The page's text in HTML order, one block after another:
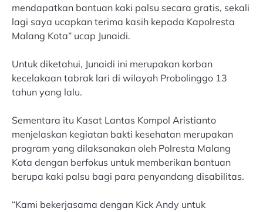
mendapatkan bantuan kaki palsu secara gratis, sekali
lagi saya ucapkan terima kasih kepada Kapolresta
Malang Kota” ucap Junaidi.
Untuk diketahui, Junaidi ini merupakan korban
kecelakaan tabrak lari di wilayah Probolinggo 13
tahun yang lalu.
Sementara itu Kasat Lantas Kompol Aristianto
menjelaskan kegiatan bakti kesehatan merupakan
program yang dilaksanakan oleh Polresta Malang
Kota dengan berfokus untuk memberikan bantuan
berupa kaki palsu bagi para penyandang disabilitas.
“Kami bekerjasama dengan Kick Andy untuk